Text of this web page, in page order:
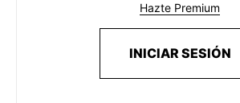
Hazte Premium
INICIAR SESIÓN